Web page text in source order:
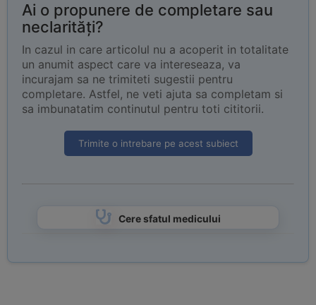
Ai o propunere de completare sau
neclarități?
In cazul in care articolul nu a acoperit in totalitate
un anumit aspect care va intereseaza, va
incurajam sa ne trimiteti sugestii pentru
completare. Astfel, ne veti ajuta sa completam si
sa imbunatatim continutul pentru toti cititorii.
Trimite o intrebare pe acest subiect
Cere sfatul medicului